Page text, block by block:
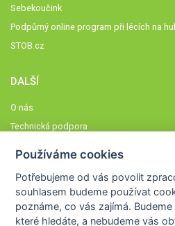
Sebekoučink
Podpůrný online program při lécích na
STOB.cz
DALŠÍ
O nás
Technická podpora
Členové STOBklubu
Zásady nakládání s osobními údaji
Otestujte se
Používáme cookies
Potřebujeme od vás povolit
souhlasem budeme používat
poznáme,co vás zajímá.
které hledáte, a nebudeme vás